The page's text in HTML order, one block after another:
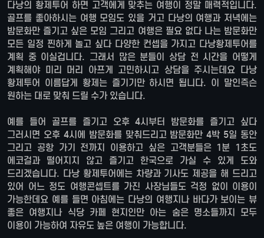
다낭의 황제투어 하면 고객에게 맞추는 여행이 정말 매력적입니다.
골프를 좋아하시는 여행 모임도 있을 거고 다낭의 여행과 저녁에는
밤문화만 즐기고 싶은 모임 그리고 여행은 필요 없다 나는 밤문화만
모든 일정 찐하게 놀고 싶다 다양한 컨셉을 가지고 다낭황제투어를
계획 중 이실겁니다. 그래서 많은 분들이 상담 전 시간을 어떻게
계획해야 미리 머리 아프게 고민하시고 상담을 주시는데요 다낭
황제투어 이름답게 황제는 즐기기만 하시면 됩니다. 이 말인즉슨
원하는 대로 맞춰 드릴 수가 있습니다.
예를 들어 골프를 즐기고 오후 4시부터 밤문화를 즐기고 싶다
그러시면 오후 4시에 밤문화를 맞춰드리고 밤문화만 4박 5일 동안
그리고 공항 가기 전까지 이용하고 싶은 고객분들은 1분 1초도
에코걸과 떨어지지 않고 즐기고 한국으로 가실 수 있게 도와
드리겠습니다. 다낭 황제투어에는 차량과 기사도 제공을 해 드리고
있어 어느 정도 여행콘셉트를 가진 사장님들도 걱정 없이 이용이
가능한데요 예를 들면 아침에는 다낭의 여행지나 바다가 보이는 뷰
좋은 여행지나 식당 카페 현지인만 아는 숨은 명소들까지 모두
이용이 가능하여 자유도 높은 여행이 가능합니다.